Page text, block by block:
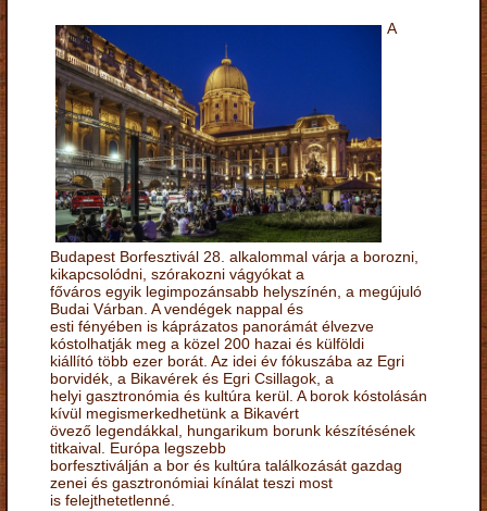
A
Budapest Borfesztivál 28. alkalommal várja a borozni,
kikapcsolódni, szórakozni vágyókat a
főváros egyik legimpozánsabb helyszínén, a megújuló
Budai Várban. A vendégek nappal és
esti fényében is káprázatos panorámát élvezve
kóstolhatják meg a közel 200 hazai és külföldi
kiállító több ezer borát. Az idei év fókuszába az Egri
borvidék, a Bikavérek és Egri Csillagok, a
helyi gasztronómia és kultúra kerül. A borok kóstolásán
kívül megismerkedhetünk a Bikavért
övező legendákkal, hungarikum borunk készítésének
titkaival. Európa legszebb
borfesztiválján a bor és kultúra találkozását gazdag
zenei és gasztronómiai kínálat teszi most
is felejthetetlenné.